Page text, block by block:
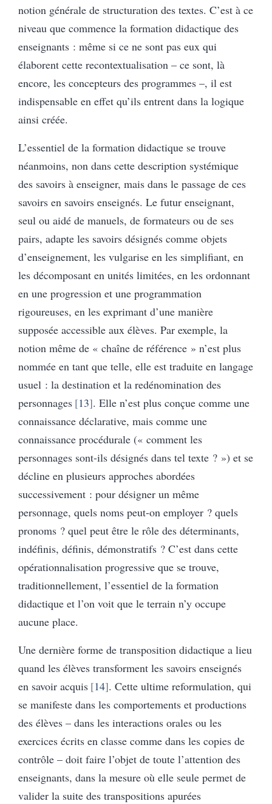
notion générale de structuration des textes. C’est à ce
niveau que commence la formation didactique des
enseignants : même si ce ne sont pas eux qui
élaborent cette recontextualisation – ce sont, là
encore, les concepteurs des programmes –, il est
indispensable en effet qu’ils entrent dans la logique
ainsi créée.
L’essentiel de la formation didactique se trouve
néanmoins, non dans cette description systémique
des savoirs à enseigner, mais dans le passage de ces
savoirs en savoirs enseignés. Le futur enseignant,
seul ou aidé de manuels, de formateurs ou de ses
pairs, adapte les savoirs désignés comme objets
d’enseignement, les vulgarise en les simplifiant, en
les décomposant en unités limitées, en les ordonnant
en une progression et une programmation
rigoureuses, en les exprimant d’une manière
supposée accessible aux élèves. Par exemple, la
notion même de « chaîne de référence » n’est plus
nommée en tant que telle, elle est traduite en langage
usuel : la destination et la redénomination des
personnages 13 . Elle n’est plus conçue comme une
connaissance déclarative, mais comme une
connaissance procédurale (« comment les
personnages sont-ils désignés dans tel texte ? ») et se
décline en plusieurs approches abordées
successivement : pour désigner un même
personnage, quels noms peut-on employer ? quels
pronoms ? quel peut être le rôle des déterminants,
indéfinis, définis, démonstratifs ? C’est dans cette
opérationnalisation progressive que se trouve,
traditionnellement, l’essentiel de la formation
didactique et l’on voit que le terrain n’y occupe
aucune place.
Une dernière forme de transposition didactique a lieu
quand les élèves transforment les savoirs enseignés
en savoir acquis 14 . Cette ultime reformulation, qui
se manifeste dans les comportements et productions
des élèves – dans les interactions orales ou les
exercices écrits en classe comme dans les copies de
contrôle – doit faire l’objet de toute l’attention des
enseignants, dans la mesure où elle seule permet de
valider la suite des transpositions apurées